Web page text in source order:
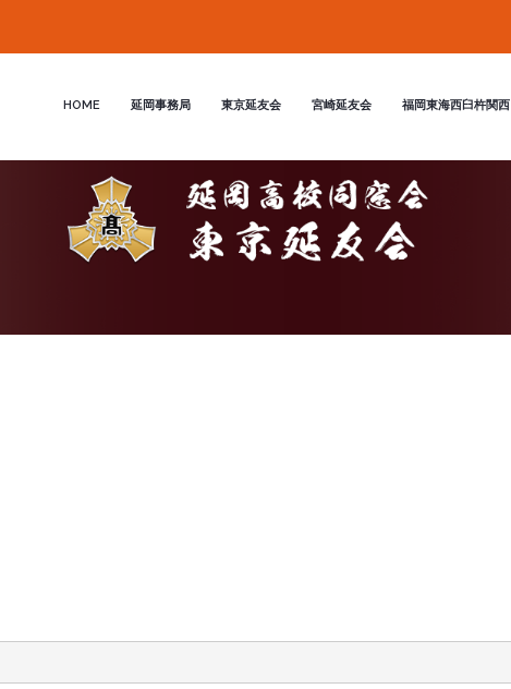
HOME 延岡事務局 東京延友会 宮崎延友会 福岡東海西臼杵関西